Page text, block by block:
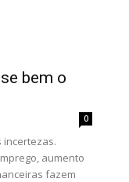
bem o
0
incertezas.
aumento
fazem